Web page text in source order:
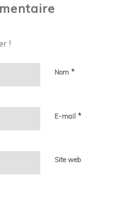
!
Nom *
E-mail *
Site web